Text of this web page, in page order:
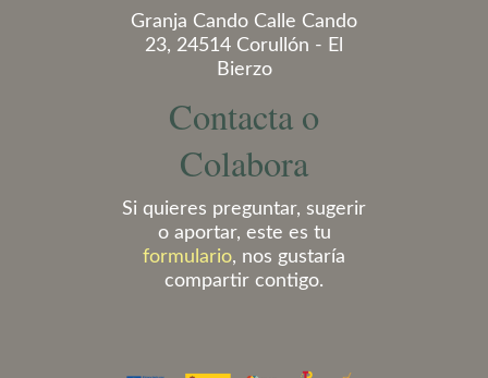
Granja Cando Calle Cando
23, 24514 Corullón - El
Bierzo
Contacta o
Colabora
Si quieres preguntar, sugerir
o aportar, este es tu
formulario, nos gustaría
compartir contigo.